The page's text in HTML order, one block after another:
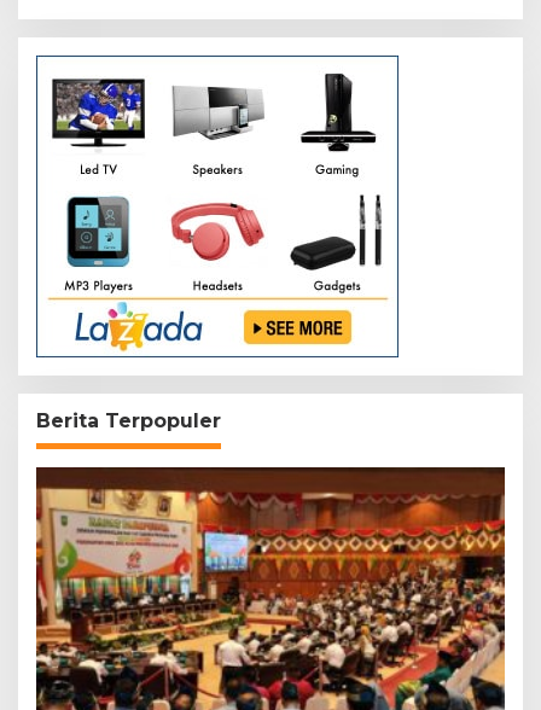
Berita Terpopuler